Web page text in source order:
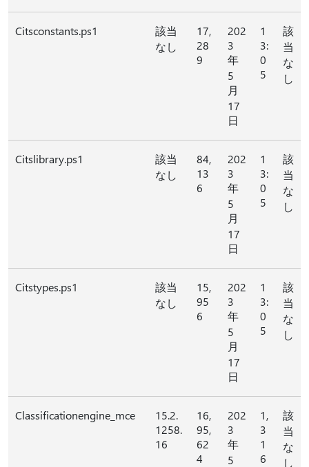
Citsconstants.ps1
該当
なし
17,
28
9
202
3
年
5
月
17
日
1
3:
0
5
該
当
な
し
Citslibrary.ps1
該当
なし
84,
13
6
202
3
年
5
月
17
日
1
3:
0
5
該
当
な
し
Citstypes.ps1
該当
なし
15,
95
6
202
3
年
5
月
17
日
1
3:
0
5
該
当
な
し
Classificationengine_mce
15.2.
1258.
16
16,
95,
62
4
202
3
年
5
1,
3
1
6
該
当
な
し